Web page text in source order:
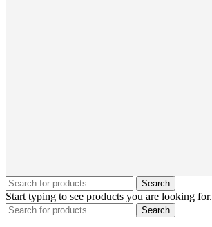
Search
Start typing to see products you are looking for.
Search